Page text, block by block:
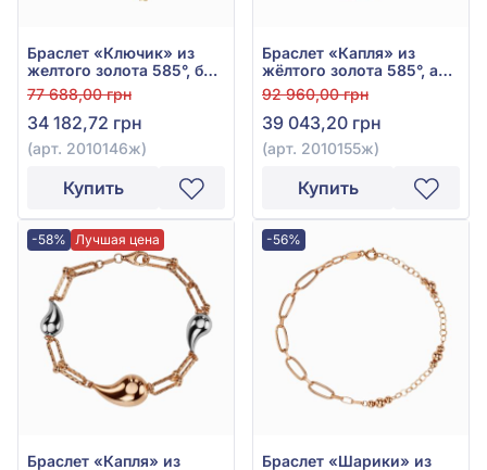
Браслет «Ключик» из
желтого золота 585°, без
вставки, арт. 2010146ж
77 688,00 грн
34 182,72 грн
(арт. 2010146ж)
Купить
Браслет «Капля» из
жёлтого золота 585°, арт.
2010155ж
92 960,00 грн
39 043,20 грн
(арт. 2010155ж)
Купить
-58% Лучшая цена
Браслет «Капля» из
-56%
Браслет «Шарики» из